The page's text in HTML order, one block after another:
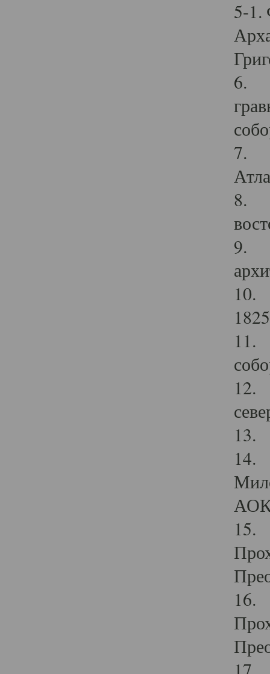
5-1.
6.
7.
8.
9.
10.
11.
12.
13.
14.
15.
16.